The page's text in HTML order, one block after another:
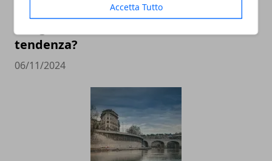
Accetta Tutto
Il mondo delle scarpe sempre più online
tendenza?
06/11/2024